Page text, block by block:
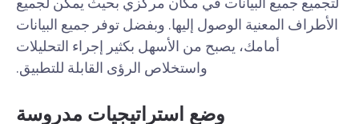
الأطراف المعنية الوصول إليها. وبفضل توفر جميع البيانات
أمامك، يصبح من الأسهل بكثير إجراء التحليلات
واستخلاص الرؤى القابلة للتطبيق.
وضع استراتيجيات مدروسة